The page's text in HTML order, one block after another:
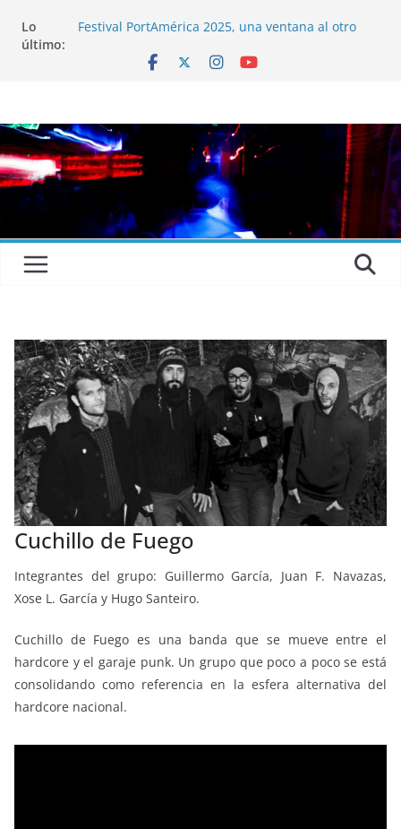
Lo
último:
Festival PortAmérica 2025, una ventana al otro
El Atlantic Fest 2025 propone un menú musical
Entrevista a RUMIA
Entrevista a mariagrep
Cuchillo de Fuego
Integrantes del grupo: Guillermo García, Juan F. Navazas,
Xose L. García y Hugo Santeiro.
Cuchillo de Fuego es una banda que se mueve entre el
hardcore y el garaje punk. Un grupo que poco a poco se está
consolidando como referencia en la esfera alternativa del
hardcore nacional.